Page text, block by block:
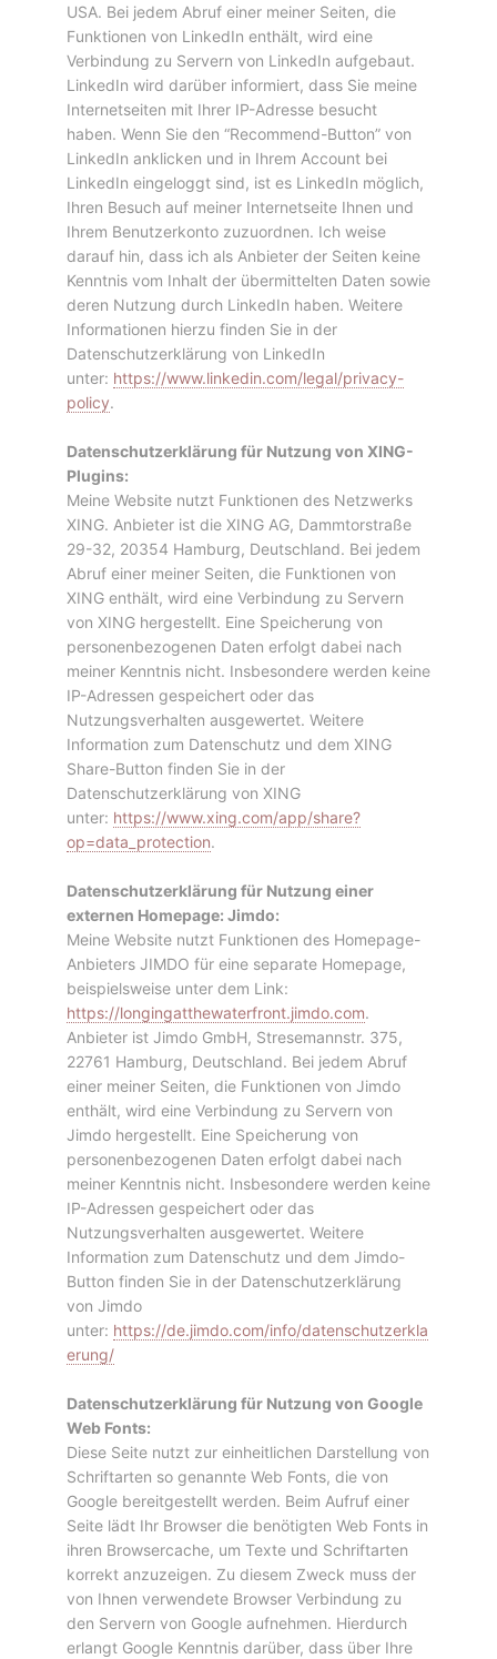
USA. Bei jedem Abruf einer meiner Seiten, die
Funktionen von LinkedIn enthält, wird eine
Verbindung zu Servern von LinkedIn aufgebaut.
LinkedIn wird darüber informiert, dass Sie meine
Internetseiten mit Ihrer IP-Adresse besucht
haben. Wenn Sie den “Recommend-Button” von
LinkedIn anklicken und in Ihrem Account bei
LinkedIn eingeloggt sind, ist es LinkedIn möglich,
Ihren Besuch auf meiner Internetseite Ihnen und
Ihrem Benutzerkonto zuzuordnen. Ich weise
darauf hin, dass ich als Anbieter der Seiten keine
Kenntnis vom Inhalt der übermittelten Daten sowie
deren Nutzung durch LinkedIn haben. Weitere
Informationen hierzu finden Sie in der
Datenschutzerklärung von LinkedIn
unter: https://www.linkedin.com/legal/privacy-
policy.
Datenschutzerklärung für Nutzung von XING-
Plugins:
Meine Website nutzt Funktionen des Netzwerks
XING. Anbieter ist die XING AG, Dammtorstraße
29-32, 20354 Hamburg, Deutschland. Bei jedem
Abruf einer meiner Seiten, die Funktionen von
XING enthält, wird eine Verbindung zu Servern
von XING hergestellt. Eine Speicherung von
personenbezogenen Daten erfolgt dabei nach
meiner Kenntnis nicht. Insbesondere werden keine
IP-Adressen gespeichert oder das
Nutzungsverhalten ausgewertet. Weitere
Information zum Datenschutz und dem XING
Share-Button finden Sie in der
Datenschutzerklärung von XING
unter: https://www.xing.com/app/share?
op=data_protection.
Datenschutzerklärung für Nutzung einer
externen Homepage: Jimdo:
Meine Website nutzt Funktionen des Homepage-
Anbieters JIMDO für eine separate Homepage,
beispielsweise unter dem Link:
https://longingatthewaterfront.jimdo.com.
Anbieter ist Jimdo GmbH, Stresemannstr. 375,
22761 Hamburg, Deutschland. Bei jedem Abruf
einer meiner Seiten, die Funktionen von Jimdo
enthält, wird eine Verbindung zu Servern von
Jimdo hergestellt. Eine Speicherung von
personenbezogenen Daten erfolgt dabei nach
meiner Kenntnis nicht. Insbesondere werden keine
IP-Adressen gespeichert oder das
Nutzungsverhalten ausgewertet. Weitere
Information zum Datenschutz und dem Jimdo-
Button finden Sie in der Datenschutzerklärung
von Jimdo
unter: https://de.jimdo.com/info/datenschutzerkla
erung/
Datenschutzerklärung für Nutzung von Google
Web Fonts:
Diese Seite nutzt zur einheitlichen Darstellung von
Schriftarten so genannte Web Fonts, die von
Google bereitgestellt werden. Beim Aufruf einer
Seite lädt Ihr Browser die benötigten Web Fonts in
ihren Browsercache, um Texte und Schriftarten
korrekt anzuzeigen. Zu diesem Zweck muss der
von Ihnen verwendete Browser Verbindung zu
den Servern von Google aufnehmen. Hierdurch
erlangt Google Kenntnis darüber, dass über Ihre